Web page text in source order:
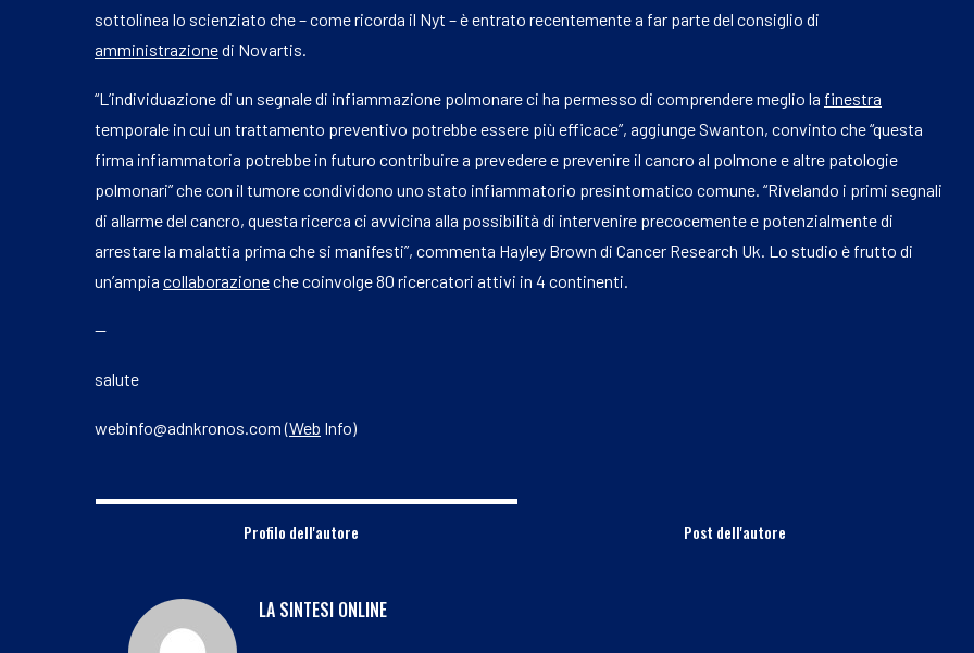
sottolinea lo scienziato che – come ricorda il Nyt – è entrato recentemente a far parte del consiglio di
amministrazionedi Novartis.
“L’individuazione di un segnale di infiammazione polmonare ci ha permesso di comprendere meglio la finestra
temporale in cui un trattamento preventivo potrebbe essere più efficace”, aggiunge Swanton, convinto che “questa
firma infiammatoria potrebbe in futuro contribuire a prevedere e prevenire il cancro al polmone e altre patologie
polmonari” che con il tumore condividono uno stato infiammatorio presintomatico comune. “Rivelando i primi segnali
di allarme del cancro, questa ricerca ci avvicina alla possibilità di intervenire precocemente e potenzialmente di
arrestare la malattia prima che si manifesti”, commenta Hayley Brown di Cancer Research Uk. Lo studio è frutto di
un’ampia collaborazioneche coinvolge 80 ricercatori attivi in 4 continenti.
—
salute
webinfo@adnkronos.com (Web Info)
Profilo dell'autore Post dell'autore
LA SINTESI ONLINE